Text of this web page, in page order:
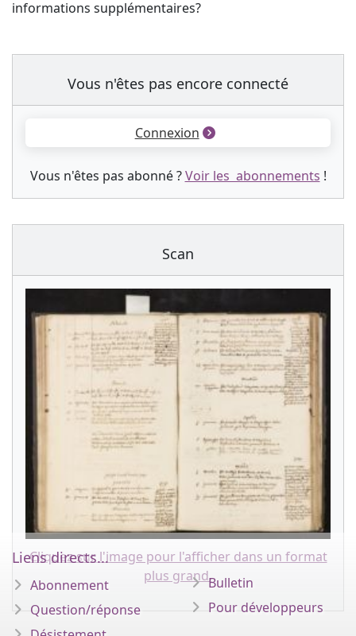
informations supplémentaires?
Vous n'êtes pas encore connecté
Connexion
Vous n'êtes pas abonné ?Voir les abonnements !
Scan
Cliquez sur l'image pour l'afficher dans un format
plus grand.
Liens directs...
Abonnement
Question/réponse
Bulletin
Pour développeurs